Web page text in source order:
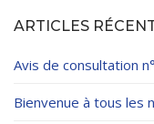
ARTICLES
Avis de consultation
Bienvenue à tous les